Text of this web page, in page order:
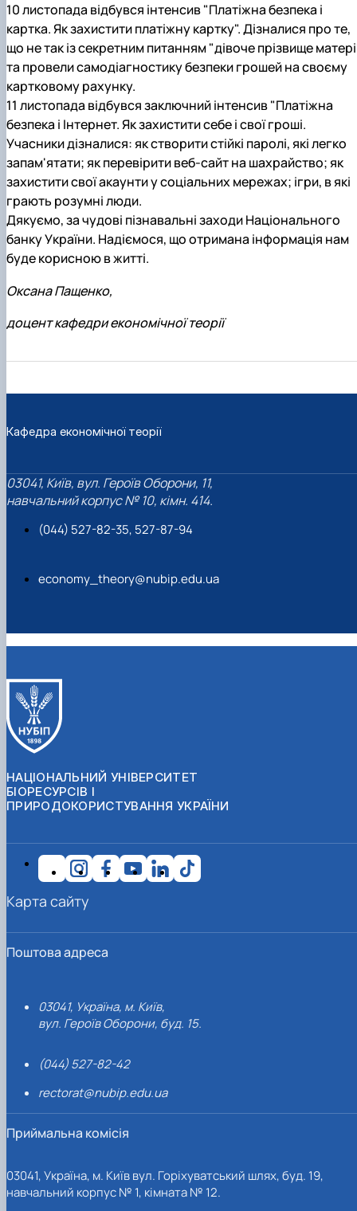
10 листопада відбувся інтенсив "Платіжна безпека і
картка. Як захистити платіжну картку". Дізналися про те,
що не так із секретним питанням "дівоче прізвище
та провели самодіагностику безпеки грошей на своєму
картковому рахунку.
11 листопада відбувся заключний інтенсив "Платіжна
безпека і Інтернет. Як захистити себе і свої гроші.
Учасники дізналися: як створити стійкі паролі, які легко
запам'ятати; як перевірити веб-сайт на шахрайство; як
захистити свої акаунти у соціальних мережах; ігри, в які
грають розумні люди.
Дякуємо, за чудові пізнавальні заходи Національного
банку України. Надіємося, що отримана інформація нам
буде корисною в житті.
Оксана Пащенко,
доцент кафедри економічної теорії
Кафедра економічної теорії
03041, Київ, вул. Героїв Оборони, 11,
навчальний корпус № 10, кімн. 414.
(044) 527-82-35, 527-87-94
economy_theory@nubip.edu.ua
НАЦІОНАЛЬНИЙ УНІВЕРСИТЕТ
БІОРЕСУРСІВ І
ПРИРОДОКОРИСТУВАННЯ УКРАЇНИ
Поштова адреса
03041, Україна, м. Київ,
вул. Героїв Оборони, буд. 15.
(044) 527-82-42
rectorat@nubip.edu.ua
Приймальна комісія
03041, Україна, м. Київ вул. Горіхуватський шлях, буд. 19,
навчальний корпус № 1, кімната № 12.
Карта сайту